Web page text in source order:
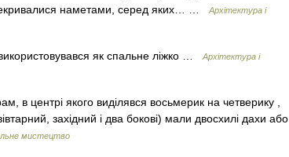
наметами, серед яких… …
Архітектура і
як спальне ліжко …
Архітектура і
в центрі якого виділявся восьмерик на четверику ,
західний і два бокові) мали двосхилі дахи або
мистецтво